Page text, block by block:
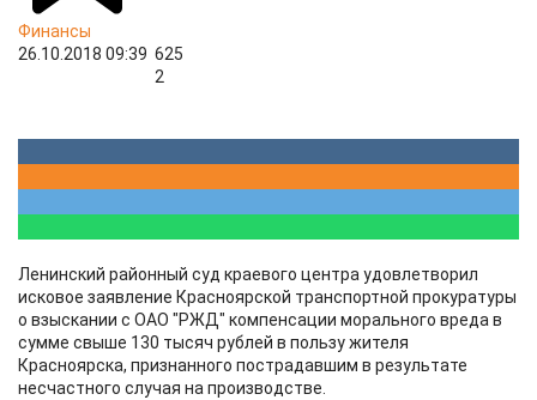
Финансы
26.10.2018 09:39 625
2
Ленинский районный суд краевого центра удовлетворил
исковое заявление Красноярской транспортной прокуратуры
о взыскании с ОАО "РЖД" компенсации морального вреда в
сумме свыше 130 тысяч рублей в пользу жителя
Красноярска, признанного пострадавшим в результате
несчастного случая на производстве.